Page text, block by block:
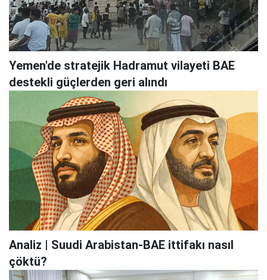
Yemen'de stratejik Hadramut vilayeti BAE
destekli güçlerden geri alındı
Analiz | Suudi Arabistan-BAE ittifakı nasıl
çöktü?